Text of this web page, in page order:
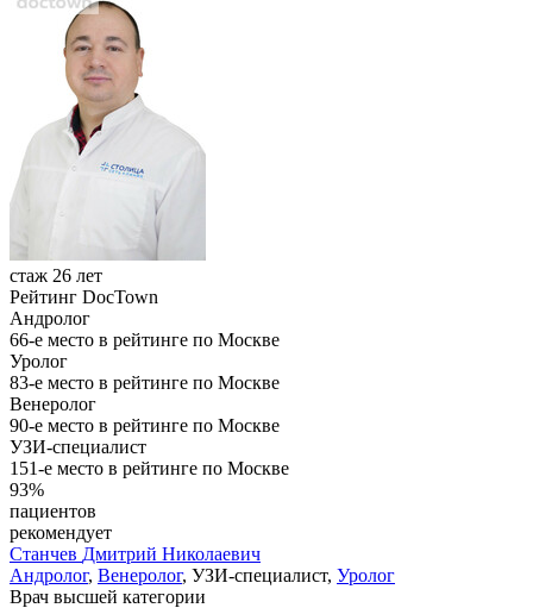
стаж 26 лет
Рейтинг DocTown
Андролог
66-е место в рейтинге по Москве
Уролог
83-е место в рейтинге по Москве
Венеролог
90-е место в рейтинге по Москве
УЗИ-специалист
151-е место в рейтинге по Москве
93%
пациентов
рекомендует
Станчев Дмитрий Николаевич
Андролог, Венеролог, УЗИ-специалист, Уролог
Врач высшей категории